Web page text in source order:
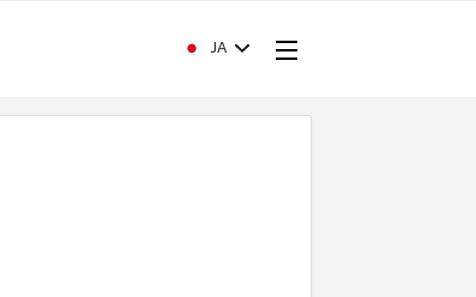
JA